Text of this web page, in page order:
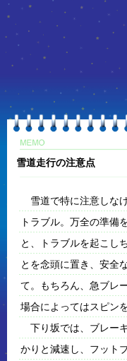
雪道走行の注意点
雪道で特に注意しな
トラブル。万全の準備
と、トラブルを起こし
とを念頭に置き、安全
て。もちろん、急ブレ
場合によってはスピン
下り坂では、ブレー
かりと減速し、フット